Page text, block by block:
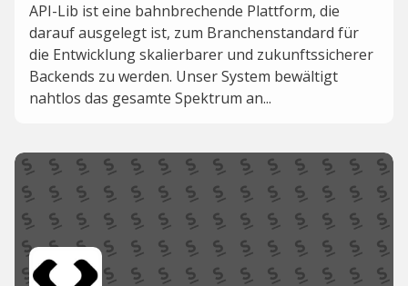
API-Lib ist eine bahnbrechende Plattform, die
darauf ausgelegt ist, zum Branchenstandard für
die Entwicklung skalierbarer und zukunftssicherer
Backends zu werden. Unser System bewältigt
nahtlos das gesamte Spektrum an...